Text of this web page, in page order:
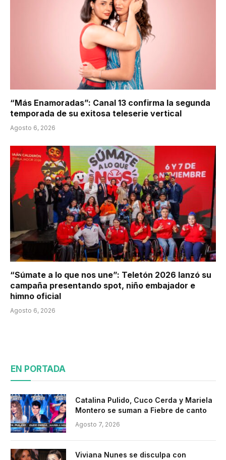
“Más Enamoradas”: Canal 13 confirma la segunda
temporada de su exitosa teleserie vertical
Agosto 6, 2026
“Súmate a lo que nos une”: Teletón 2026 lanzó su
campaña presentando spot, niño embajador e
himno oficial
Agosto 6, 2026
EN PORTADA
Catalina Pulido, Cuco Cerda y Mariela
Montero se suman a Fiebre de canto
Agosto 7, 2026
Viviana Nunes se disculpa con